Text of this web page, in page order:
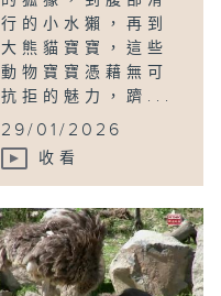
行的小水獺，再到
大熊貓寶寶，這些
動物寶寶憑藉無可
抗拒的魅力，躋...
29/01/2026
收看